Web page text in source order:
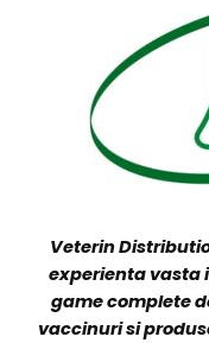
Veterin
experienta vasta
game complete
vaccinuri si